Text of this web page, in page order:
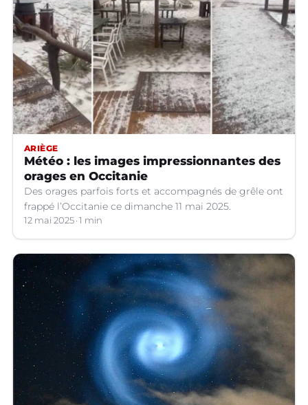
ARIÈGE
Météo : les images impressionnantes des
orages en Occitanie
Des orages parfois forts et accompagnés de grêle ont
frappé l’Occitanie ce dimanche 11 mai 2025.
12 mai 2025 1 min